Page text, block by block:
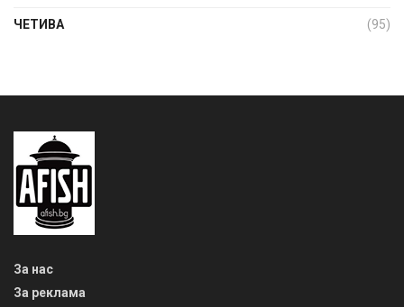
ЧЕТИВА (95)
За нас
За реклама